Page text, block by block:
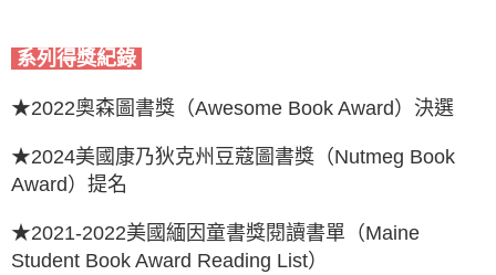
系列得獎紀錄
★2022奧森圖書獎（Awesome Book Award）決選
★2024美國康乃狄克州豆蔻圖書獎（Nutmeg Book
Award）提名
★2021-2022美國緬因童書獎閱讀書單（Maine
Student Book Award Reading List）